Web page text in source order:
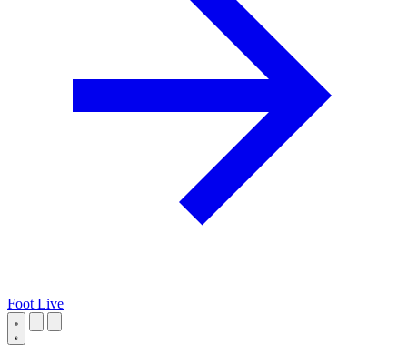
Foot Live